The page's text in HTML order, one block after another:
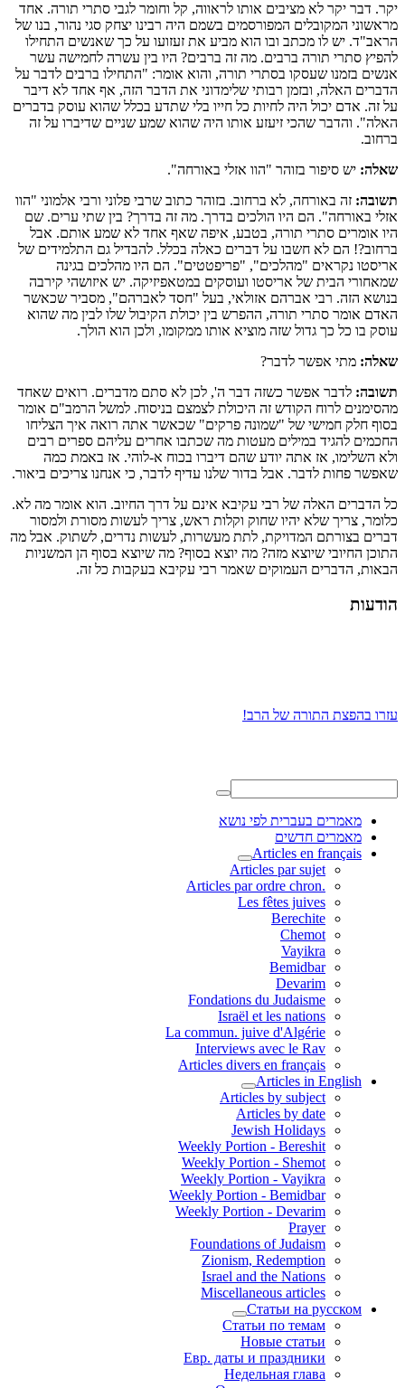
יקר. דבר יקר לא מציבים אותו לראווה, קל וחומר לגבי סתרי תורה. אחד
מראשוני המקובלים המפורסמים בשמם היה רבינו יצחק סגי נהור, בנו של
הראב"ד. יש לו מכתב ובו הוא מביע את זעזועו על כך שאנשים התחילו
להפיץ סתרי תורה ברבים. מה זה ברבים? היו בין עשרה לחמישה עשר
אנשים בזמנו שעסקו בסתרי תורה, והוא אומר: "התחילו ברבים לדבר על
הדברים האלה, ובזמן רבותי שלימדוני את הדבר הזה, אף אחד לא דיבר
על זה. אדם יכול היה לחיות כל חייו בלי שתדע בכלל שהוא עוסק בדברים
האלה". והדבר שהכי זיעזע אותו היה שהוא שמע שניים שדיברו על זה
ברחוב.
שאלה: יש סיפור בזוהר "הוו אזלי באורחה".
תשובה: זה באורחה, לא ברחוב. בזוהר כתוב שרבי פלוני ורבי אלמוני "הוו
אזלי באורחה". הם היו הולכים בדרך. מה זה בדרך? בין שתי ערים. שם
היו אומרים סתרי תורה, בטבע, איפה שאף אחד לא שמע אותם. אבל
ברחוב?! הם לא חשבו על דברים כאלה בכלל. להבדיל גם התלמידים של
אריסטו נקראים "מהלכים", "פריפטטים". הם היו מהלכים בגינה
שמאחורי הבית של אריסטו ועוסקים במטאפיזיקה. יש איזושהי קירבה
בנושא הזה. רבי אברהם אזולאי, בעל "חסד לאברהם", מסביר שכאשר
האדם אומר סתרי תורה, ההפרש בין יכולת הקיבול שלו לבין מה שהוא
עוסק בו כל כך גדול שזה מוציא אותו ממקומו, ולכן הוא הולך.
שאלה: מתי אפשר לדבר?
תשובה: לדבר אפשר כשזה דבר ה', לכן לא סתם מדברים. רואים שאחד
מהסימנים לרוח הקודש זה היכולת לצמצם בניסוח. למשל הרמב"ם אומר
בסוף חלק חמישי של "שמונה פרקים" שכאשר אתה רואה איך הצליחו
החכמים להגיד במילים מעטות מה שכתבו אחרים עליהם ספרים רבים
ולא השלימו, אז אתה יודע שהם דיברו בכוח א-לוהי. אז באמת כמה
שאפשר פחות לדבר. אבל בדור שלנו עדיף לדבר, כי אנחנו צריכים ביאור.
כל הדברים האלה של רבי עקיבא אינם על דרך החיוב. הוא אומר מה לא.
כלומר, צריך שלא יהיו שחוק וקלות ראש, צריך לעשות מסורת ולמסור
דברים בצורתם המדויקת, לתת מעשרות, לעשות נדרים, לשתוק. אבל מה
התוכן החיובי שיוצא מזה? מה יוצא בסוף? מה שיוצא בסוף הן המשניות
הבאות, הדברים העמוקים שאמר רבי עקיבא בעקבות כל זה.
הודעות
עזרו בהפצת התורה של הרב!
מאמרים בעברית לפי נושא
מאמרים חדשים
Articles en français
Articles par sujet
.Articles par ordre chron
Les fêtes juives
Berechite
Chemot
Vayikra
Bemidbar
Devarim
Fondations du Judaisme
Israël et les nations
La commun. juive d'Algérie
Interviews avec le Rav
Articles divers en français
Articles in English
Articles by subject
Articles by date
Jewish Holidays
Weekly Portion - Bereshit
Weekly Portion - Shemot
Weekly Portion - Vayikra
Weekly Portion - Bemidbar
Weekly Portion - Devarim
Prayer
Foundations of Judaism
Zionism, Redemption
Israel and the Nations
Miscellaneous articles
Статьи на русском
Статьи по темам
Новые статьи
Евр. даты и праздники
Недельная глава